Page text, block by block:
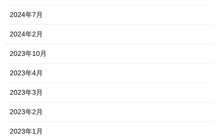
2024年7月
2024年2月
2023年10月
2023年4月
2023年3月
2023年2月
2023年1月